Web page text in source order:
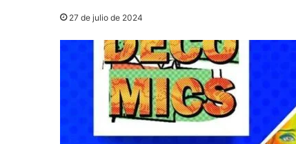
27 de julio de 2024